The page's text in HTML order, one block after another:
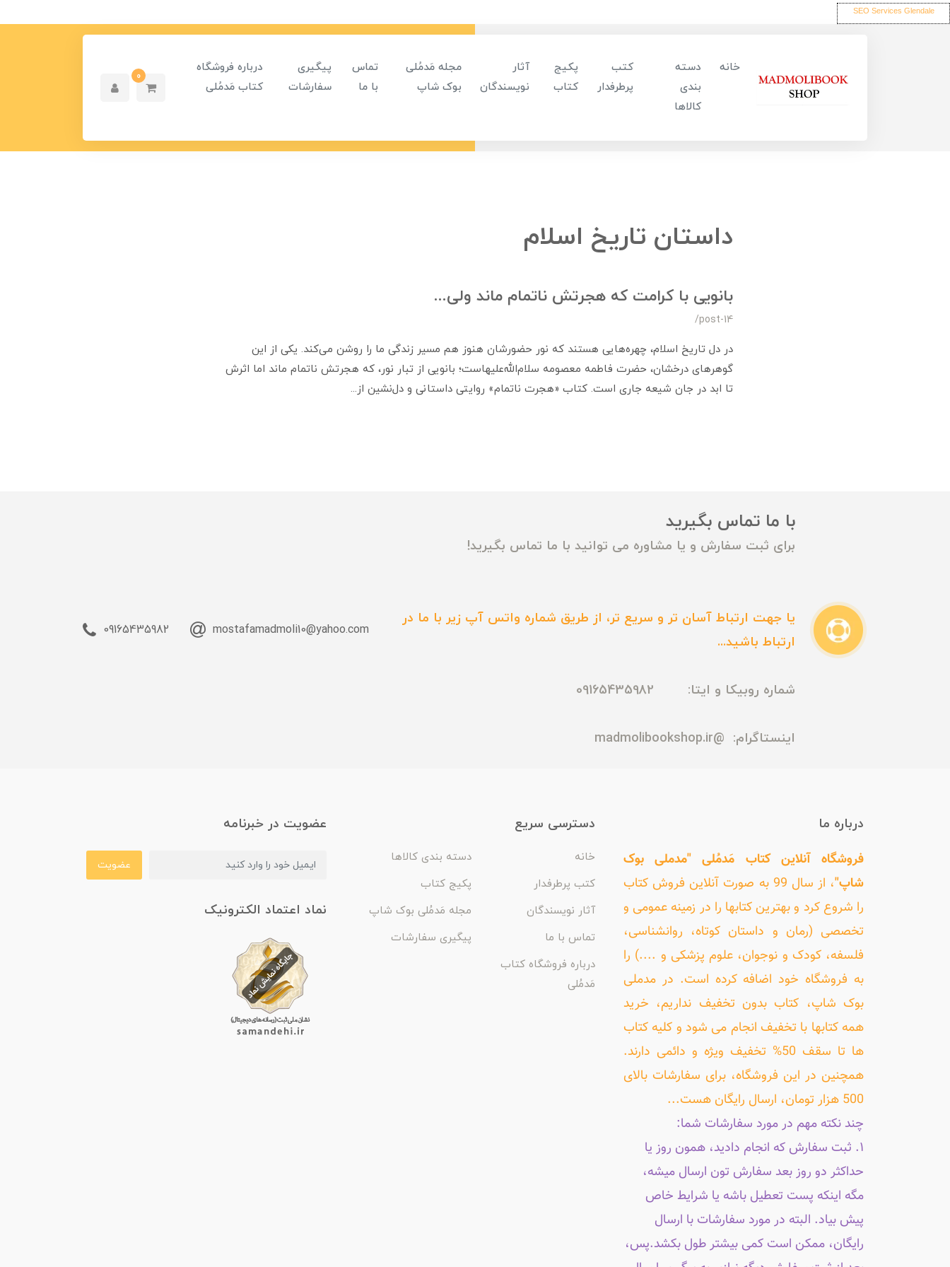
SEO Services Glendale
خانه
دسته
بندی
کالاها
کتب
پرطرفدار
پکیج
کتاب
آثار
نویسندگان
مجله مَدمُلی
بوک شاپ
تماس
با ما
پیگیری
سفارشات
درباره فروشگاه
کتاب مَدمُلی
0
داستان تاریخ اسلام
بانویی با کرامت که هجرتش ناتمام ماند ولی...
/post-14
در دل تاریخ اسلام، چهره‌هایی هستند که نور حضورشان هنوز هم مسیر زندگی ما را روشن می‌کند. یکی از این
گوهرهای درخشان، حضرت فاطمه معصومه سلام‌الله‌علیهاست؛ بانویی از تبار نور، که هجرتش ناتمام ماند اما اثرش
تا ابد در جان شیعه جاری است. کتاب «هجرت ناتمام» روایتی داستانی و دل‌نشین از...
با ما تماس بگیرید
برای ثبت سفارش و یا مشاوره می توانید با ما تماس بگیرید!
یا جهت ارتباط آسان تر و سریع تر، از طریق شماره واتس آپ زیر با ما در
ارتباط باشید...
شماره روبیکا و ایتا: 09165435982
اینستاگرام: @madmolibookshop.ir
mostafamadmoli10@yahoo.com
09165435982
درباره ما
فروشگاه آنلاین کتاب مَدمُلی "مدملی بوک
شاپ"
، از سال 99 به صورت آنلاین فروش کتاب
را شروع کرد و بهترین کتابها را در زمینه عمومی و
تخصصی (رمان و داستان کوتاه، روانشناسی،
فلسفه، کودک و نوجوان، علوم پزشکی و ....) را
به فروشگاه خود اضافه کرده است. در مدملی
بوک شاپ، کتاب بدون تخفیف نداریم، خرید
همه کتابها با تخفیف انجام می شود و کلیه کتاب
ها تا سقف 50% تخفیف ویژه و دائمی دارند.
همچنین در این فروشگاه، برای سفارشات بالای
500 هزار تومان، ارسال رایگان هست...
چند نکته مهم در مورد سفارشات شما:
۱. ثبت سفارش که انجام دادید، همون روز یا
حداکثر دو روز بعد سفارش تون ارسال میشه،
مگه اینکه پست تعطیل باشه یا شرایط خاص
پیش بیاد. البته در مورد سفارشات با ارسال
رایگان، ممکن است کمی بیشتر طول بکشد.پس،
دسترسی سریع
خانه
دسته بندی کالاها
کتب پرطرفدار
پکیج کتاب
آثار نویسندگان
مجله مَدمُلی بوک شاپ
تماس با ما
پیگیری سفارشات
درباره فروشگاه کتاب
مَدمُلی
عضویت در خبرنامه
عضویت
نماد اعتماد الکترونیک